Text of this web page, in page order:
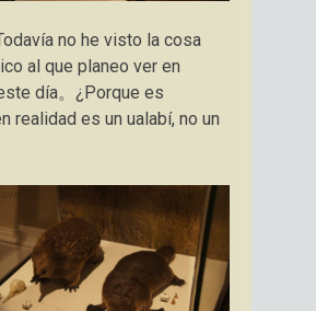
no he visto la cosa
al que planeo ver en
día。¿Porque es
realidad es un ualabí, no un